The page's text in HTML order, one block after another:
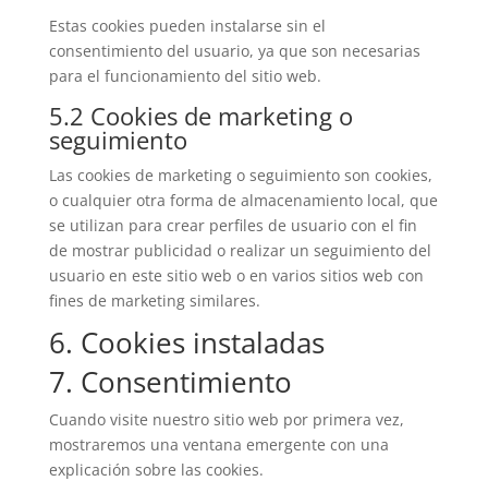
Estas cookies pueden instalarse sin el
consentimiento del usuario, ya que son necesarias
para el funcionamiento del sitio web.
5.2 Cookies de marketing o
seguimiento
Las cookies de marketing o seguimiento son cookies,
o cualquier otra forma de almacenamiento local, que
se utilizan para crear perfiles de usuario con el fin
de mostrar publicidad o realizar un seguimiento del
usuario en este sitio web o en varios sitios web con
fines de marketing similares.
6. Cookies instaladas
7. Consentimiento
Cuando visite nuestro sitio web por primera vez,
mostraremos una ventana emergente con una
explicación sobre las cookies.